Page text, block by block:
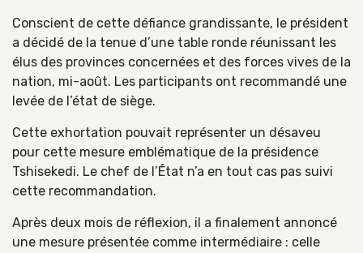
Conscient de cette défiance grandissante, le président
a décidé de la tenue d’une table ronde réunissant les
élus des provinces concernées et des forces vives de la
nation, mi-août. Les participants ont recommandé une
levée de l’état de siège.
Cette exhortation pouvait représenter un désaveu
pour cette mesure emblématique de la présidence
Tshisekedi. Le chef de l’État n’a en tout cas pas suivi
cette recommandation.
Après deux mois de réflexion, il a finalement annoncé
une mesure présentée comme intermédiaire : celle